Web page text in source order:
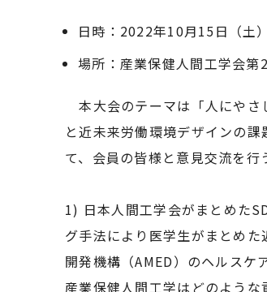
日時：2022年10月15日（土）
場所：産業保健人間工学会第
本大会のテーマは「人にやさ
と近未来労働環境デザインの
て、会員の皆様と意見交流を行
1) 日本人間工学会がまとめた
グ手法により医学生がまとめ
開発機構（AMED）のヘルスケ
産業保健人間工学はどのよう